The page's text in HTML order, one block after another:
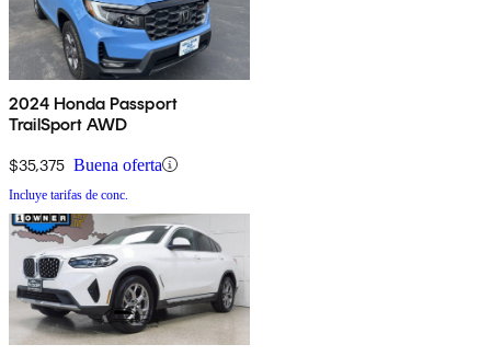
2024 Honda Passport
TrailSport AWD
$35,375 Buena oferta
Incluye tarifas de conc.